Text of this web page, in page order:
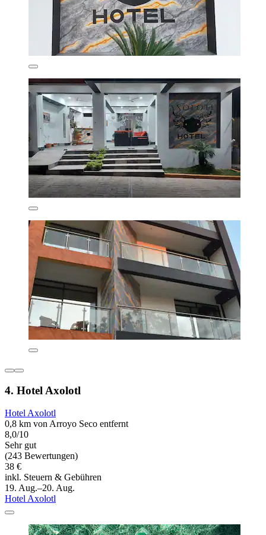
4. Hotel Axolotl
Hotel Axolotl
0,8 km von Arroyo Seco entfernt
8,0/10
Sehr gut
(243 Bewertungen)
38 €
inkl. Steuern & Gebühren
19. Aug.–20. Aug.
Hotel Axolotl